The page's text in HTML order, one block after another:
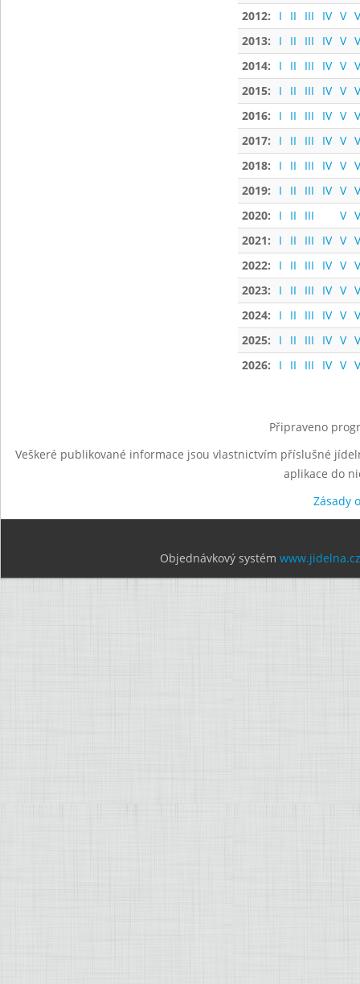
2012:
I II III IV V
2013:
I II III IV V
2014:
I II III IV V
2015:
I II III IV V
2016:
I II III IV V
2017:
I II III IV V
2018:
I II III IV V
2019:
I II III IV V
2020:
I II III V
2021:
I II III IV V
2022:
I II III IV V
2023:
I II III IV V
2024:
I II III IV V
2025:
I II III IV V
2026:
I II III IV V
Připraveno
Veškeré publikované informace jsou vlastnictvím příslušné
aplikace do
Zásady
Objednávkový systém www.jidelna.cz